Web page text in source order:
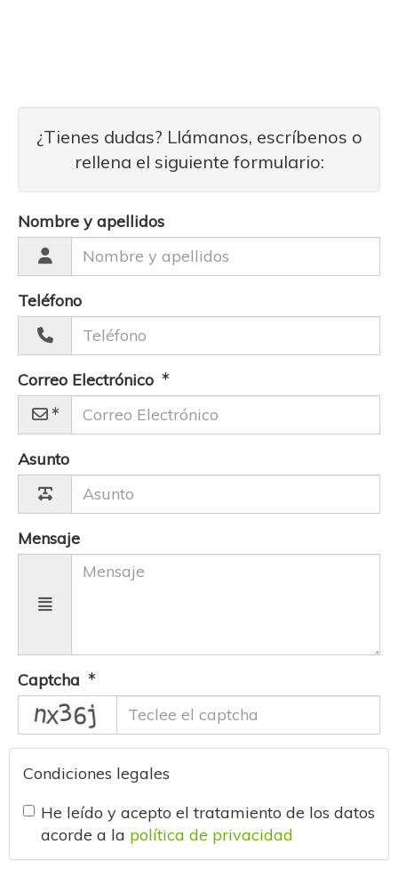
¿Tienes dudas? Llámanos, escríbenos o
rellena el siguiente formulario:
Nombre y apellidos
Teléfono
Correo Electrónico
Asunto
Mensaje
Captcha
captcha
Condiciones legales
He leído y acepto el tratamiento de los datos
acorde a la política de privacidad